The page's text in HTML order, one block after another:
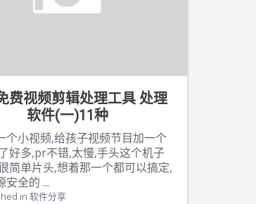
费视频剪辑处理工具 处理
软件(一)11种
个小视频,给孩子视频节目加一个
好多,pr不错,太慢,手头这个机子
简单片头,想着那一个都可以搞定,
安全的 ...
in 软件分享